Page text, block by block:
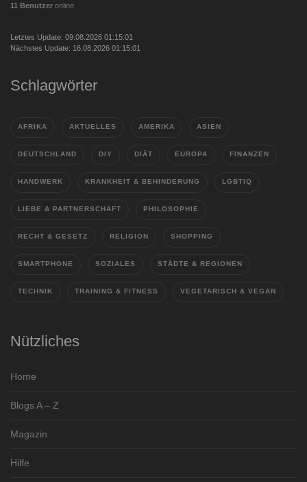
11 Benutzer online
Letztes Update: 09.08.2026 01:15:01
Nächstes Update: 16.08.2026 01:15:01
Schlagwörter
AFRIKA AKTUELLES AMERIKA ASIEN
DEUTSCHLAND DIY DIÄT EUROPA FINANZEN
HANDWERK KRANKHEIT & BEHINDERUNG LGBTIQ
LIEBE & PARTNERSCHAFT PHILOSOPHIE
RECHT & GESETZ RELIGION SHOPPING
SMARTPHONE SOZIALES STÄDTE & REGIONEN
TECHNIK TRAINING & FITNESS VEGETARISCH & VEGAN
Nützliches
Home
Blogs A – Z
Magazin
Hilfe